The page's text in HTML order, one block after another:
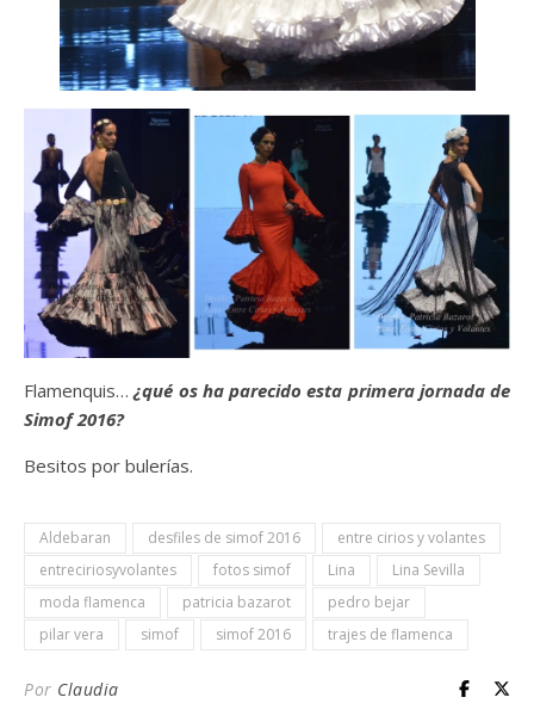
Flamenquis… ¿qué os ha parecido esta primera jornada de
Simof 2016?
Besitos por bulerías.
Aldebaran desfiles de simof 2016
entre cirios y volantes
entreciriosyvolantes
fotos simof Lina
Lina Sevilla
moda flamenca
patricia bazarot
pedro bejar
pilar vera
simof simof 2016 trajes de flamenca
Por Claudia